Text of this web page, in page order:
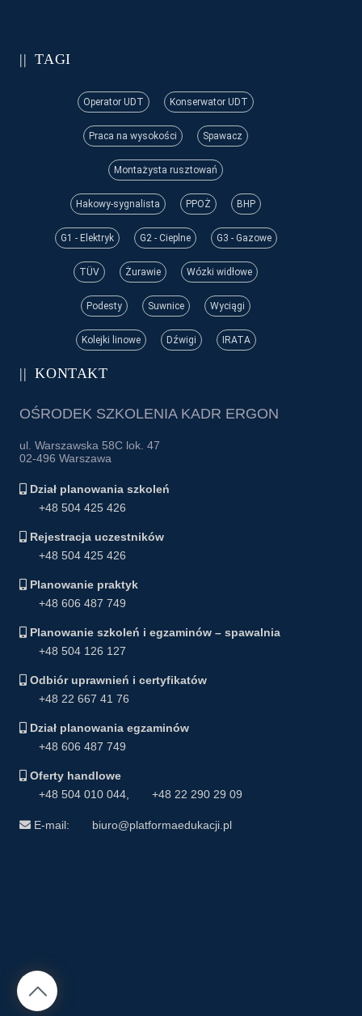
KONTAKT
OŚRODEK SZKOLENIA KADR ERGON
ul. Warszawska 58C lok. 47
02-496 Warszawa
Dział planowania szkoleń
+48 504 425 426
Rejestracja uczestników
+48 504 425 426
Planowanie praktyk
+48 606 487 749
Planowanie szkoleń i egzaminów – spawalnia
+48 504 126 127
Odbiór uprawnień i certyfikatów
+48 22 667 41 76
Dział planowania egzaminów
+48 606 487 749
Oferty handlowe
+48 504 010 044
+48 22 290 29 09
E-mail: biuro@platformaedukacji.pl
TAGI
Operator UDT Konserwator UDT
Praca na wysokości Spawacz
Montażysta rusztowań
Hakowy-sygnalista PPOŻ BHP
G1 - Elektryk G2 - Cieplne G3 - Gazowe
TÜV Żurawie Wózki widłowe
Podesty Suwnice Wyciągi
Kolejki linowe Dźwigi IRATA